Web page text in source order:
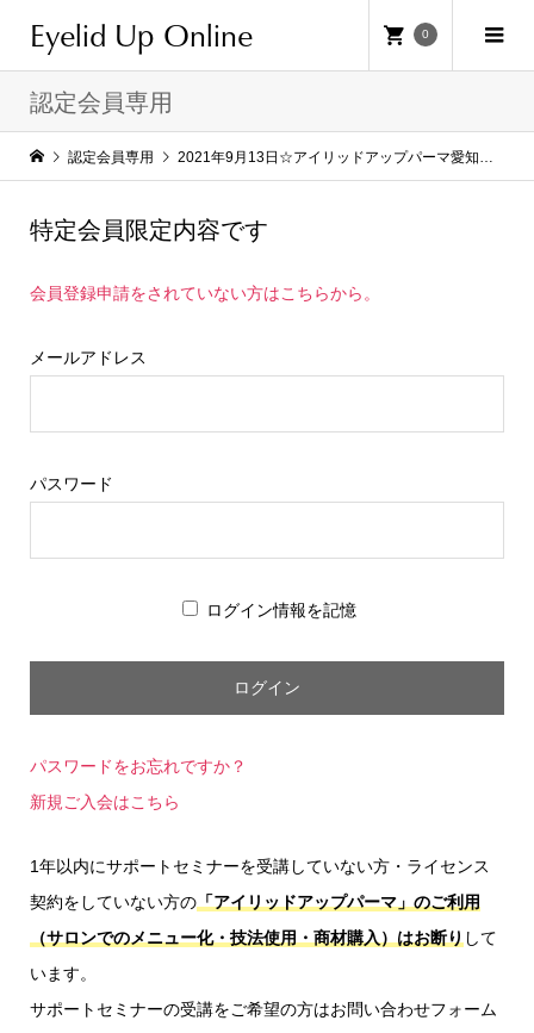
Eyelid Up Online 0
認定会員専用
認定会員専用 2021年9月13日☆アイリッドアップパーマ愛知名古屋セミナー
特定会員限定内容です
会員登録申請をされていない方はこちらから。
メールアドレス
パスワード
ログイン情報を記憶
パスワードをお忘れですか？
新規ご入会はこちら
1年以内にサポートセミナーを受講していない方・ライセンス
契約をしていない方の「アイリッドアップパーマ」のご利用
（サロンでのメニュー化・技法使用・商材購入）はお断り して
います。
サポートセミナーの受講をご希望の方はお問い合わせフォーム